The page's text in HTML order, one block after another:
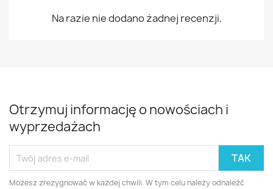
Na razie nie dodano żadnej recenzji.
Otrzymuj informację o nowościach i
wyprzedażach
Możesz zrezygnować w każdej chwili. W tym celu należy odnaleźć